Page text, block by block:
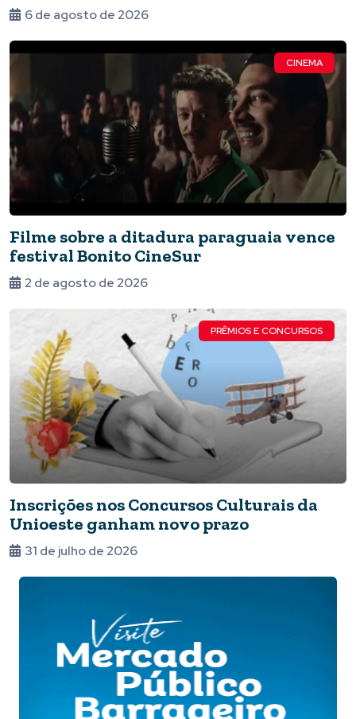
6 de agosto de 2026
CINEMA
Filme sobre a ditadura paraguaia vence
festival Bonito CineSur
2 de agosto de 2026
PRÊMIOS E CONCURSOS
Inscrições nos Concursos Culturais da
Unioeste ganham novo prazo
31 de julho de 2026